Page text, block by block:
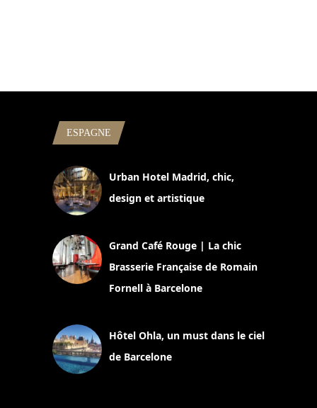
ESPAGNE
Urban Hotel Madrid, chic,
design et artistique
Grand Café Rouge | La chic
Brasserie Française de Romain
Fornell à Barcelone
Hôtel Ohla, un must dans le ciel
de Barcelone